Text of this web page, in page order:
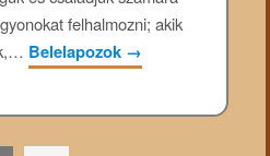
felhalmozni; akik
Belelapozok →